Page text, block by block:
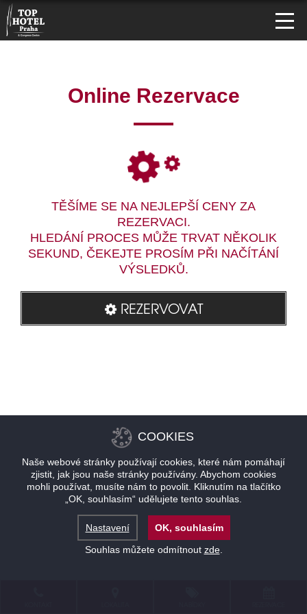
Online Rezervace
TĚŠÍME SE NA NEJLEPŠÍ CENY ZA
REZERVACI.
HLEDÁNÍ PROCES MŮŽE TRVAT NĚKOLIK
SEKUND, ČEKEJTE PROSÍM PŘI NAČÍTÁNÍ
VÝSLEDKŮ.
REZERVOVAT
COOKIES
Naše webové stránky používají cookies, které nám pomáhají
zjistit, jak jsou naše stránky používány. Abychom cookies
mohli používat, musíte nám to povolit. Kliknutím na tlačítko
„OK, souhlasím“ udělujete tento souhlas.
Nastavení
OK, souhlasím
Souhlas můžete odmítnout zde.